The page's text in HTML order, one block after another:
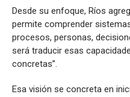
Desde su enfoque, Ríos
permite comprender
procesos, personas,
será traducir esas
concretas”.
Esa visión se concreta en